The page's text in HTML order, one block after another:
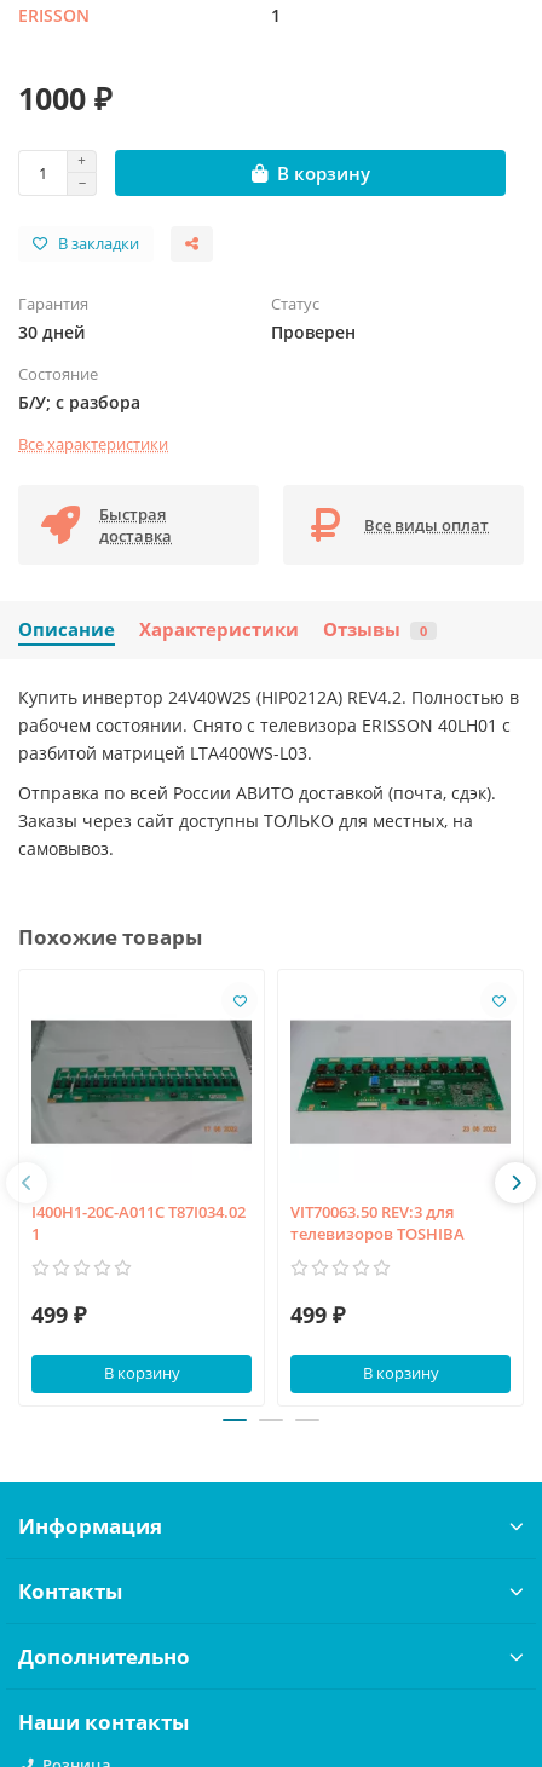
ERISSON 1
1000 ₽
В корзину
В закладки
Гарантия
30 дней
Статус
Проверен
Состояние
Б/У; с разбора
Все характеристики
Быстрая
доставка
Все виды оплат
Описание Характеристики Отзывы 0
Купить инвертор 24V40W2S (HIP0212A) REV4.2. Полностью в
рабочем состоянии. Снято с телевизора ERISSON 40LH01 с
разбитой матрицей LTA400WS-L03.
Отправка по всей России АВИТО доставкой (почта, сдэк).
Заказы через сайт доступны ТОЛЬКО для местных, на
самовывоз.
Похожие товары
I400H1-20C-A011C T87I034.02
1
499 ₽
В корзину
VIT70063.50 REV:3 для
телевизоров TOSHIBA
499 ₽
В корзину
Информация
Контакты
Дополнительно
Наши контакты